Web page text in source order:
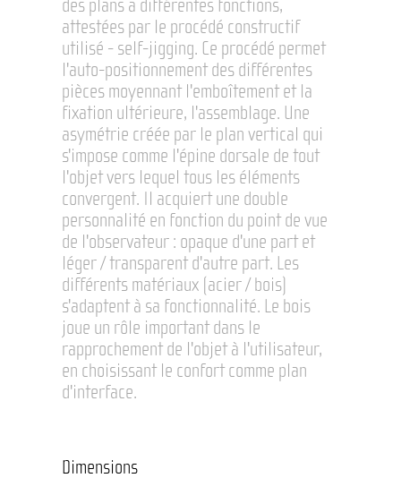
des plans a différentes fonctions,
attestées par le procédé constructif
utilisé - self-jigging. Ce procédé permet
l'auto-positionnement des différentes
pièces moyennant l'emboîtement et la
fixation ultérieure, l'assemblage. Une
asymétrie créée par le plan vertical qui
s'impose comme l'épine dorsale de tout
l'objet vers lequel tous les éléments
convergent. Il acquiert une double
personnalité en fonction du point de vue
de l'observateur : opaque d'une part et
léger / transparent d'autre part. Les
différents matériaux (acier / bois)
s'adaptent à sa fonctionnalité. Le bois
joue un rôle important dans le
rapprochement de l'objet à l'utilisateur,
en choisissant le confort comme plan
d'interface.
Dimensions